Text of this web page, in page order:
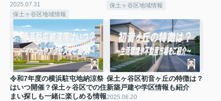
2025.07.31
保土ヶ谷区地域情報
保土ヶ谷区地域情報
令和7年度の横浜駐屯地納涼祭
はいつ開催？保土ヶ谷区での住
まい探しも一緒に楽しめる情報
保土ヶ谷区初音ヶ丘の特徴は？
新築戸建や学区情報も紹介
2025.06.20